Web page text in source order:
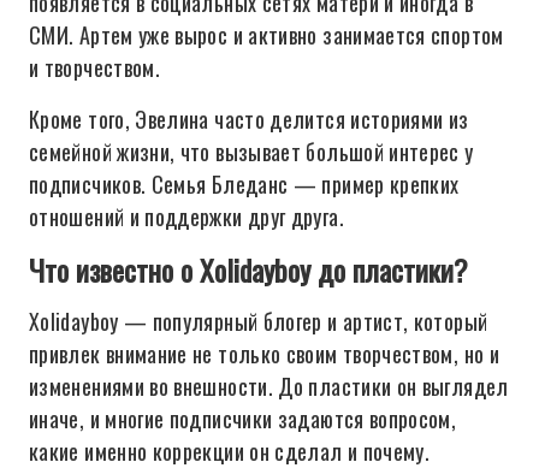
СМИ. Артем уже вырос и активно занимается спортом
и творчеством.
Кроме того, Эвелина часто делится историями из
семейной жизни, что вызывает большой интерес у
подписчиков. Семья Бледанс — пример крепких
отношений и поддержки друг друга.
Что известно о Xolidayboy до пластики?
Xolidayboy — популярный блогер и артист, который
привлек внимание не только своим творчеством, но и
изменениями во внешности. До пластики он выглядел
иначе, и многие подписчики задаются вопросом,
какие именно коррекции он сделал и почему.